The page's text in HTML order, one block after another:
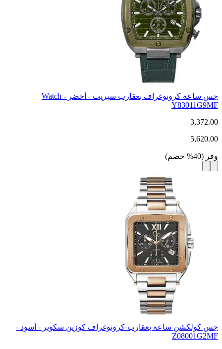
جس ساعة كرونوغراف بعقارب سبريت - أخضر - Watch
Y83011G9MF
3,372.00
5,620.00
وفر (
40
% خصم)
جس كولكشن ساعة بعقارب-كرونوغراف كوزين سكوير - أسود -
Z08001G2MF